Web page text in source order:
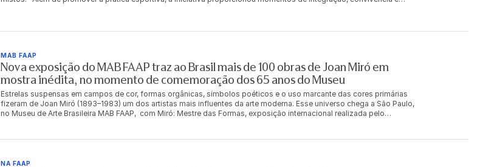
Fernandes Chave de consolação 1º lugar Bianca Rosetti Fontana Britto Guilherme Muller André Destro 2º lugar
Betina Leal Leonardo Magalhães Cecília Meirelles 3º lugar Barbara Calixto de Faria Caio Guedes dos Santos
Oliveira Angelo Marcio Andrade Vieira O campeonato reforça o compromisso da FAAP com ações que incentivam a
qualidade de vida, a integração e o bem-estar de seus funcionários e
MAB FAAP
Nova exposição do MAB FAAP traz ao Brasil mais de 100 obras de Joan Miró em
mostra inédita, no momento de comemoração dos 65 anos do Museu
Estrelas suspensas em campos de cor, formas orgânicas, símbolos poéticos e o uso marcante das cores primárias
fizeram de Joan Miró (1893–1983) um dos artistas mais influentes da arte moderna. Esse universo chega a São Paulo,
no Museu de Arte Brasileira MAB FAAP, com Miró: Mestre das Formas, exposição internacional realizada pelo
11 de outubro de 2026 e reúne obras que serão vistas no Brasil pela primeira vez. A exposição mostra um amplo
Espanha. O conjunto reúne obras integrantes de importantes coleções e instituições europeias, entre elas a Fundação
NA FAAP